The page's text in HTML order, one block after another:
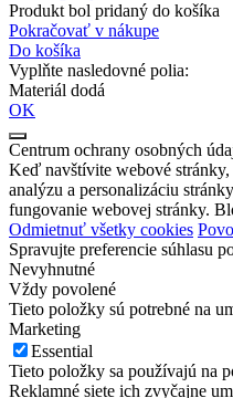
Produkt bol pridaný do košíka
Pokračovať v nákupe
Do košíka
Vyplňte nasledovné polia:
Materiál dodá
OK
Centrum ochrany osobných
Keď navštívite webové
analýzu a personalizáciu
fungovanie webovej stránky.
Odmietnuť všetky cookies
Spravujte preferencie súhlasu
Nevyhnutné
Vždy povolené
Tieto položky sú potrebné na
Marketing
Essential
Tieto položky sa používajú na
Reklamné siete ich zvyčajne